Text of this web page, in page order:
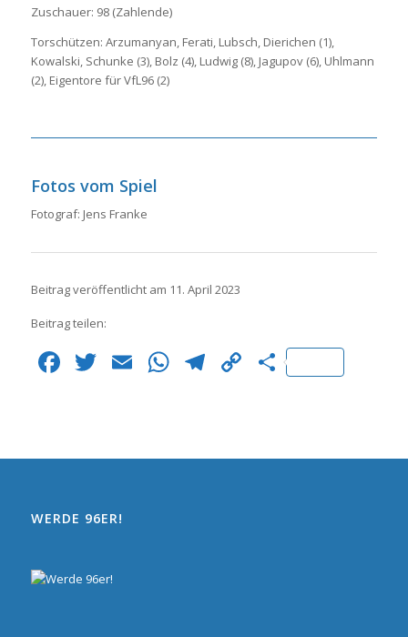
Zuschauer: 98 (Zahlende)
Torschützen: Arzumanyan, Ferati, Lubsch, Dierichen (1),
Kowalski, Schunke (3), Bolz (4), Ludwig (8), Jagupov (6), Uhlmann
(2), Eigentore für VfL96 (2)
Fotos vom Spiel
Fotograf: Jens Franke
Beitrag veröffentlicht am 11. April 2023
Beitrag teilen:
Facebook
Twitter
EmailWhatsApp
Telegram
Copy
Teilen
WERDE 96ER!